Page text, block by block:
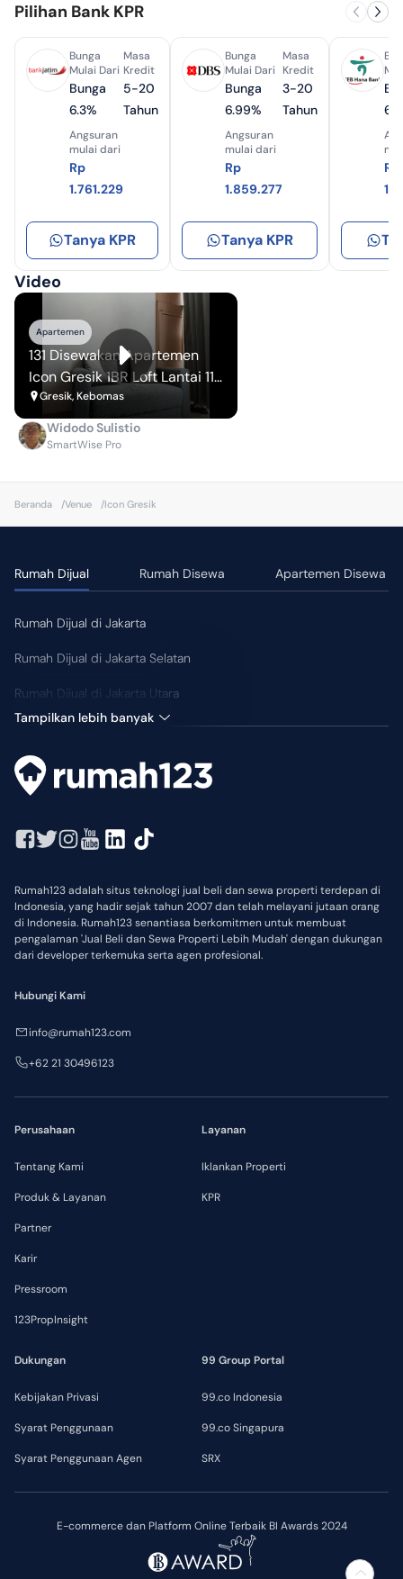
Pilihan Bank KPR
Bunga
Mulai Dari
Bunga
6.3%
Angsuran
mulai dari
Rp
1.761.229
Masa
Kredit
5-20
Tahun
Tanya KPR
Bunga
Mulai Dari
Bunga
6.99%
Angsuran
mulai dari
Rp
1.859.277
Masa
Kredit
3-20
Tahun
Tanya KPR
Rp
Video
Apartemen
131 Disewakan Apartemen
Icon Gresik 1BR Loft Lantai 11
Furnish
Gresik, Kebomas
Widodo Sulistio
SmartWise Pro
Beranda /Venue /Icon Gresik
Rumah Dijual Rumah Disewa Apartemen Disewa
Rumah Dijual di Jakarta
Rumah Dijual di Jakarta Selatan
Rumah Dijual di Jakarta Utara
Tampilkan lebih banyak
Rumah123 adalah situs teknologi jual beli dan sewa properti terdepan di
Indonesia, yang hadir sejak tahun 2007 dan telah melayani jutaan orang
di Indonesia. Rumah123 senantiasa berkomitmen untuk membuat
pengalaman 'Jual Beli dan Sewa Properti Lebih Mudah' dengan dukungan
dari developer terkemuka serta agen profesional.
E-commerce dan Platform Online Terbaik BI Awards 2024
Perusahaan
Tentang Kami
Produk & Layanan
Partner
Karir
Pressroom
123PropInsight
Layanan
Iklankan Properti
KPR
Dukungan
Kebijakan Privasi
Syarat Penggunaan
Syarat Penggunaan Agen
99 Group Portal
99.co Indonesia
99.co Singapura
SRX
Hubungi Kami
info@rumah123.com
+62 21 30496123